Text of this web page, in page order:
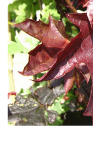
Dud
Corn
Smochin
Kaki
Mosmon
Prun
Kiwi
Migdal